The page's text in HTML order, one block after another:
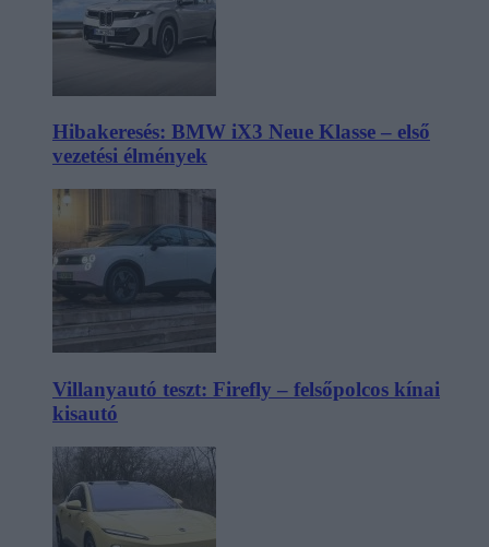
Hibakeresés: BMW iX3 Neue Klasse – első
vezetési élmények
Villanyautó teszt: Firefly – felsőpolcos kínai
kisautó